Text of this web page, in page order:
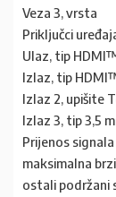
Veza 3, vrsta
Priključci
Ulaz, tip
Izlaz, tip
Izlaz 2, upišite
Izlaz 3, tip 3,5
Prijenos signala
maksimalna
ostali podržani